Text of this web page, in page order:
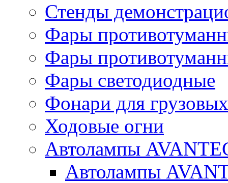
Стенды
Фары
Фары
Фары светодиодные
Фонари для
Ходовые огни
Автолампы
Автолампы